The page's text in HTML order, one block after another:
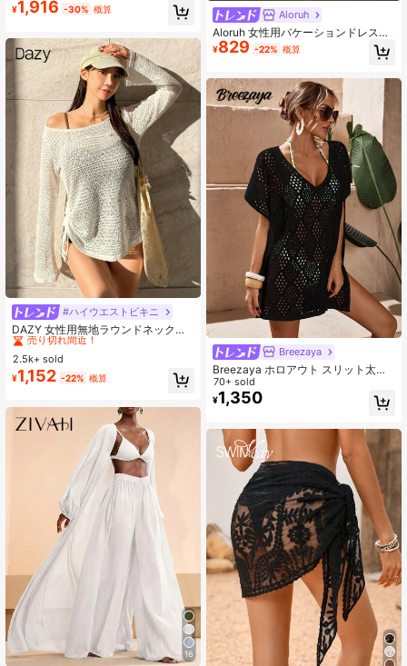
アースリップドレス、カジュアルな
日常着に最適なミニマルでファッシ
¥1,916 -30% 概算
#ハイウエストビキニ
DAZY 女性用無地ラウンドネック長
袖カジュアルカバーアップトップ、
バカンス、夏のビーチにも適してい
ます
#1 ベストセラー
売り切れ間近！
#1 ベストセラー
売り切れ間近！
#1 ベストセラー
売り切れ間近！
#1 ベストセラー
ドローストリング 女性用のカバーアップ
2.5k+ sold
¥1,152 -22% 概算
16
Aloruh
Aloruh 女性用バケーションドレス、
女性用ビーチドレス、深めのネック
ライン、光沢のある生地、エレガン
イドヘムスイムウェアカバーアップ
¥829 -22% 概算
Breezaya
Breezaya ホロアウト スリット太も
も カバーアップ
70+ sold
¥1,350